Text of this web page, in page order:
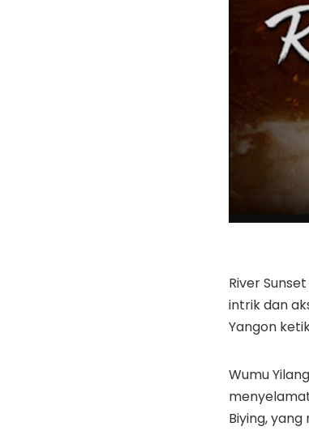
River
intrik dan
Yangon
Wumu
Biying,